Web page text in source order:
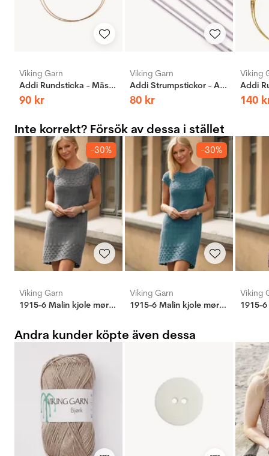
Viking Garn
Addi Rundsticka - Mässing
90 kr
Viking Garn
Addi Strumpstickor - Aluminium
80 kr
Viking
140
Inte korrekt? Försök av dessa i stället
-30%
Viking Garn
1915-6 Malin kjole mørk grå
-30%
Viking Garn
1915-6 Malin kjole mørk petroleum
Viking
Andra kunder köpte även dessa